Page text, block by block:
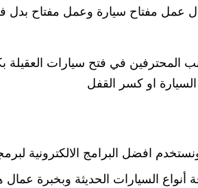
عمل مفتاح سيارة وعمل مفتاح بدل
المحترفين في فتح سيارات العقيلة
او كسر القفل
افضل البرامج الالكترونية
السيارات الحديثة وبخبرة عمال